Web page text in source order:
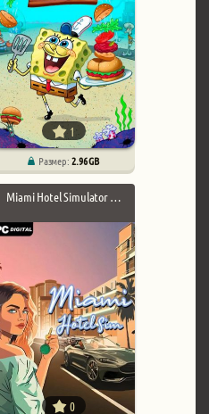
1
Размер:2.96 GB
Miami Hotel Simulator …
0